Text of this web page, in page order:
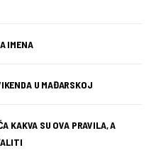
IMENA
U MAĐARSKOJ
KAKVA SU OVA PRAVILA, A